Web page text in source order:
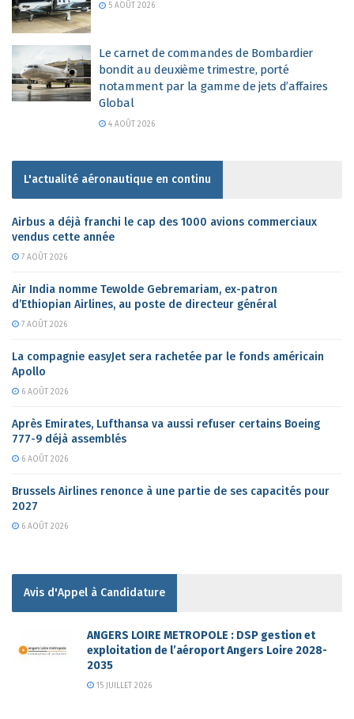
5 AOÛT 2026
Le carnet de commandes de Bombardier
bondit au deuxième trimestre, porté
notamment par la gamme de jets d’affaires
Global
4 AOÛT 2026
L'actualité aéronautique en continu
Airbus a déjà franchi le cap des 1000 avions commerciaux
vendus cette année
7 AOÛT 2026
Air India nomme Tewolde Gebremariam, ex-patron
d’Ethiopian Airlines, au poste de directeur général
7 AOÛT 2026
La compagnie easyJet sera rachetée par le fonds américain
Apollo
6 AOÛT 2026
Après Emirates, Lufthansa va aussi refuser certains Boeing
777-9 déjà assemblés
6 AOÛT 2026
Brussels Airlines renonce à une partie de ses capacités pour
2027
6 AOÛT 2026
Avis d'Appel à Candidature
ANGERS LOIRE METROPOLE : DSP gestion et
exploitation de l’aéroport Angers Loire 2028-
2035
15 JUILLET 2026